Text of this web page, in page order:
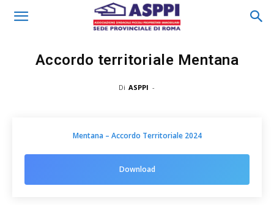
Accordo territoriale Mentana
Di ASPPI -
Mentana – Accordo Territoriale 2024
Download